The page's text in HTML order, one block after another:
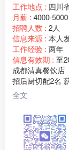
工作地点 : 四川
月薪 : 4000-5000
招聘人数 : 2人
信息来源 : 本人
工作经验 : 两年
信息有效期 : 至
成都清真餐饮店
招后厨切配2名
老板临夏人，门
任职要求：
1、有餐饮切配
厨卫生；
2、为人勤快肯
3、做事踏实靠
全文